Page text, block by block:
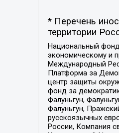
* Перечень
территории
Национальный
экономическому и
Международный
Платформа за
центр защиты
фонд за
Фалуньгун,
Фалуньгун,
русскоязычных
России, Компания